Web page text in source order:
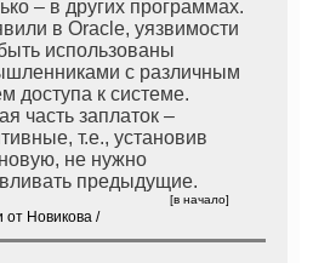
– в других программах.
в Oracle, уязвимости
использованы
с различным
доступа к системе.
часть заплаток –
т.е., установив
не нужно
предыдущие.
от Новикова /
[в начало]